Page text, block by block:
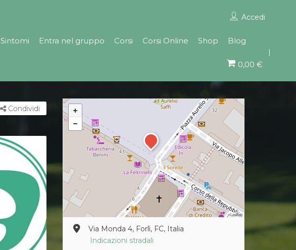
Accedi
Sintomi Entra nel gruppo Corsi Corsi Online Shop Blog
0,00 €
Condividi
Leaflet
Via Monda 4, Forlì, FC, Italia
Indicazioni stradali